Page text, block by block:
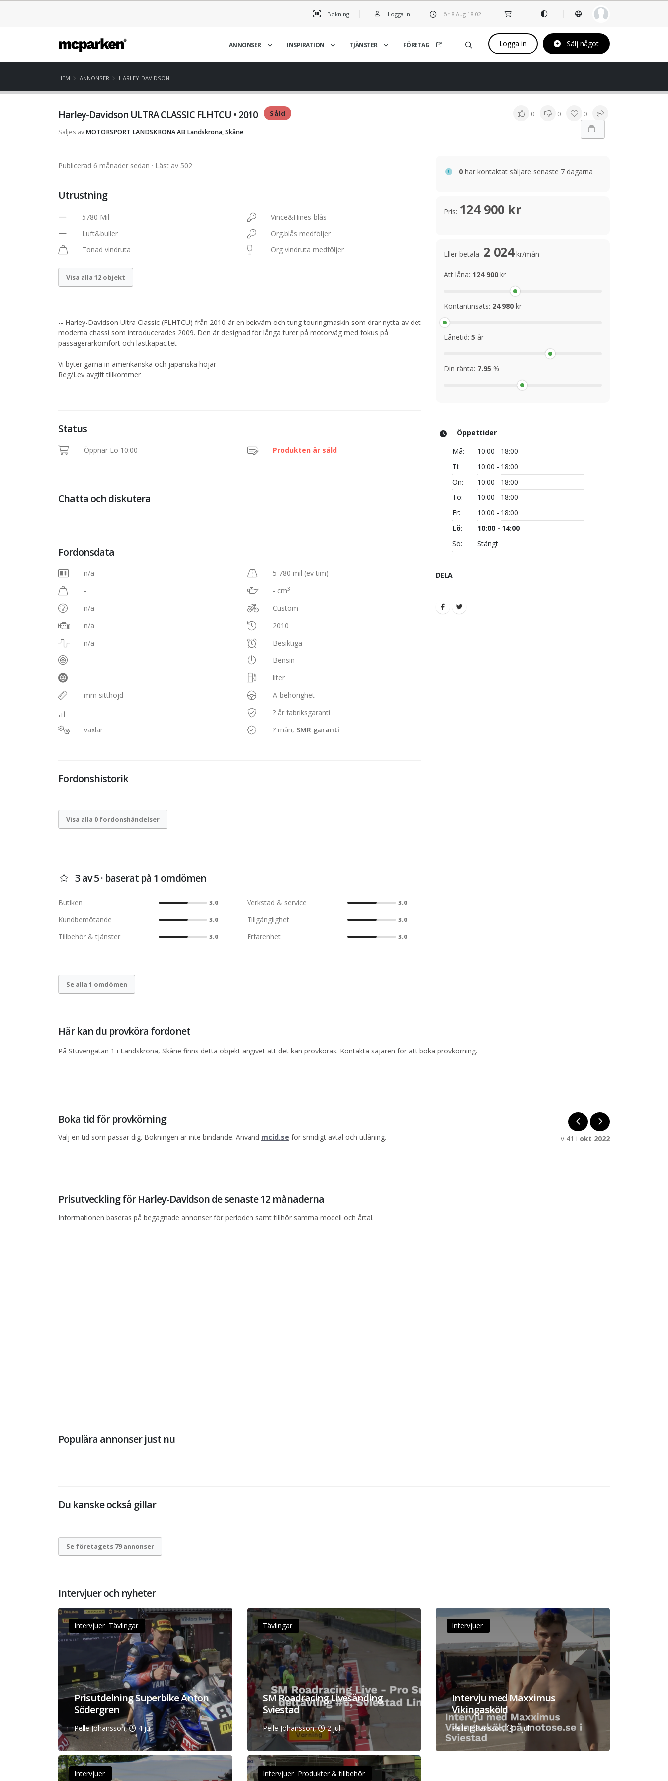
Bokning Logga in Lör 8 Aug 18 02
ANNONSER INSPIRATION TJÄNSTER FÖRETAG Logga in Sälj något
HEM ANNONSER HARLEY-DAVIDSON
Harley-Davidson ULTRA CLASSIC FLHTCU • 2010 Såld 0 0 0
Säljes av MOTORSPORT LANDSKRONA AB Landskrona, Skåne
Publicerad 6 månader sedan · Läst av 502
Utrustning
5780 Mil
Vince&Hines-blås
Luft&buller
Org.blås medföljer
Tonad vindruta
Org vindruta medföljer
Visa alla 12 objekt
-- Harley-Davidson Ultra Classic (FLHTCU) från 2010 är en bekväm och tung touringmaskin som drar nytta av det
moderna chassi som introducerades 2009. Den är designad för långa turer på motorväg med fokus på
passagerarkomfort och lastkapacitet
Vi byter gärna in amerikanska och japanska hojar
Reg/Lev avgift tillkommer
Status
Öppnar Lö 10:00 Produkten är såld
Chatta och diskutera
Fordonsdata
n/a
-
n/a
n/a
n/a
mm sitthöjd
växlar
5 780 mil (ev tim)
- cm3
Custom
2010
Besiktiga -
Bensin
liter
A-behörighet
? år fabriksgaranti
? mån, SMR garanti
Fordonshistorik
Visa alla 0 fordonshändelser
3 av 5 · baserat på 1 omdömen
Butiken 3.0 Verkstad & service 3.0
Kundbemötande 3.0 Tillgänglighet 3.0
Tillbehör & tjänster 3.0 Erfarenhet 3.0
Se alla 1 omdömen
0 har kontaktat säljare senaste 7 dagarna
Pris: 124 900 kr
Eller betala 2 024kr/mån
Att låna: 124 900 kr
Kontantinsats: 24 980 kr
Lånetid: 5 år
Din ränta: 7.95 %
Öppettider
Må:
10:00 - 18:00
Ti:
10:00 - 18:00
On:
10:00 - 18:00
To:
10:00 - 18:00
Fr:
10:00 - 18:00
Lö:
10:00 - 14:00
Sö:
Stängt
DELA
Här kan du provköra fordonet
På Stuverigatan 1 i Landskrona, Skåne finns detta objekt angivet att det kan provköras. Kontakta säjaren för att boka provkörning.
Boka tid för provkörning
Välj en tid som passar dig. Bokningen är inte bindande. Använd mcid.se för smidigt avtal och utlåning. v 41 i okt 2022
Prisutveckling för Harley-Davidson de senaste 12 månaderna
Informationen baseras på begagnade annonser för perioden samt tillhör samma modell och årtal.
Populära annonser just nu
Du kanske också gillar
Se företagets 79 annonser
Intervjuer och nyheter
Intervjuer Tävlingar
Prisutdelning Superbike Anton
Södergren
Pelle Johansson, 4 jul
Tävlingar
SM Roadracing Livesänding
Sviestad
Pelle Johansson, 2 jul
Intervjuer
Intervju med Maxximus
Vikingasköld
Pelle Johansson, 1 jul
Intervjuer Intervjuer Produkter & tillbehör